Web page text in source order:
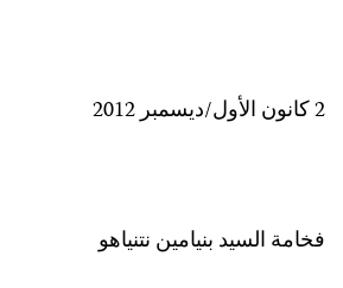
2 كانون الأول/ديسمبر 2012
فخامة السيد بنيامين نتنياهو